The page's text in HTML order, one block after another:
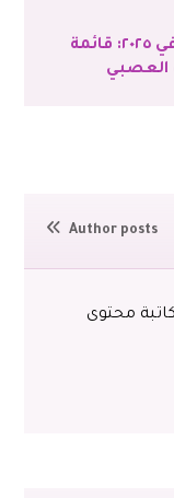
أفضل مكملات غذائية للأعصاب في ٢٠٢٥: قائمة
العصبي
Author posts
محتوى